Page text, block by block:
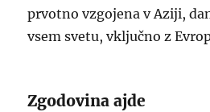
prvotno vzgojena v Aziji,
vsem svetu, vključno z
Zgodovina ajde